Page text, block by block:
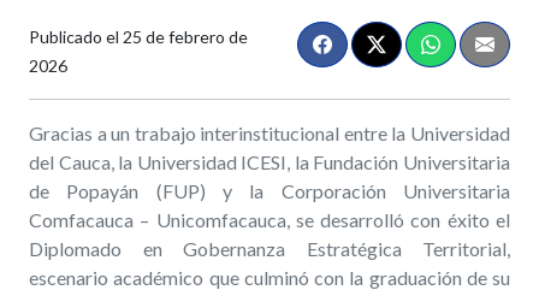
Publicado el 25 de febrero de
2026
Gracias a un trabajo interinstitucional entre la Universidad
del Cauca, la Universidad ICESI, la Fundación Universitaria
de Popayán (FUP) y la Corporación Universitaria
Comfacauca – Unicomfacauca, se desarrolló con éxito el
Diplomado en Gobernanza Estratégica Territorial,
escenario académico que culminó con la graduación de su